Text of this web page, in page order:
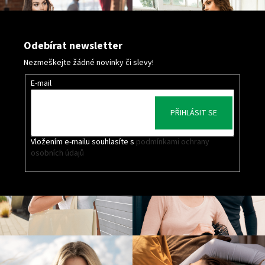
Odebírat newsletter
Nezmeškejte žádné novinky či slevy!
E-mail
Vložením e-mailu souhlasíte s podmínkami ochrany
osobních údajů
PŘIHLÁSIT SE